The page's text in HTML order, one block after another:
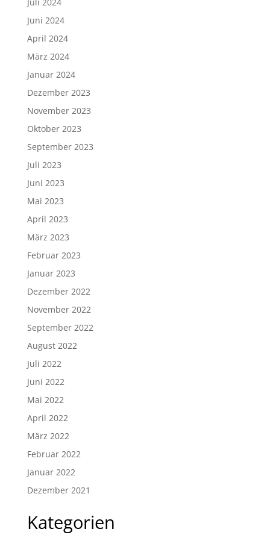
Juni 2024
April 2024
März 2024
Januar 2024
Dezember 2023
November 2023
Oktober 2023
September 2023
Juli 2023
Juni 2023
Mai 2023
April 2023
März 2023
Februar 2023
Januar 2023
Dezember 2022
November 2022
September 2022
August 2022
Juli 2022
Juni 2022
Mai 2022
April 2022
März 2022
Februar 2022
Januar 2022
Dezember 2021
Kategorien